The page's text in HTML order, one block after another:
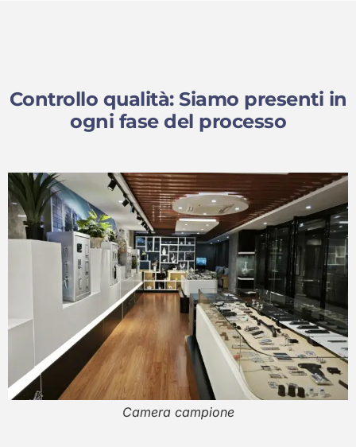
Controllo qualità: Siamo presenti in
ogni fase del processo
Camera campione